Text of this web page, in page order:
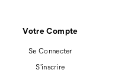
Votre Compte
Se Connecter
S'inscrire